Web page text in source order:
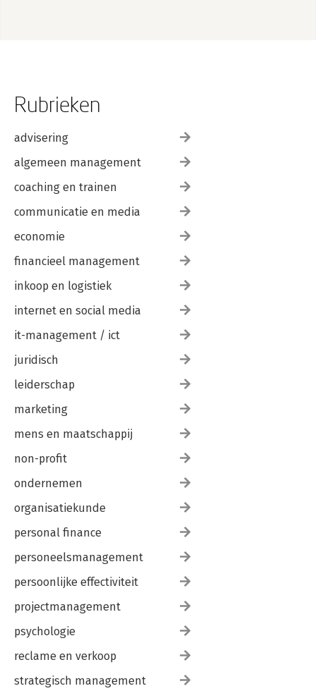
Rubrieken
advisering
algemeen management
coaching en trainen
communicatie en media
economie
financieel management
inkoop en logistiek
internet en social media
it-management / ict
juridisch
leiderschap
marketing
mens en maatschappij
non-profit
ondernemen
organisatiekunde
personal finance
personeelsmanagement
persoonlijke effectiviteit
projectmanagement
psychologie
reclame en verkoop
strategisch management